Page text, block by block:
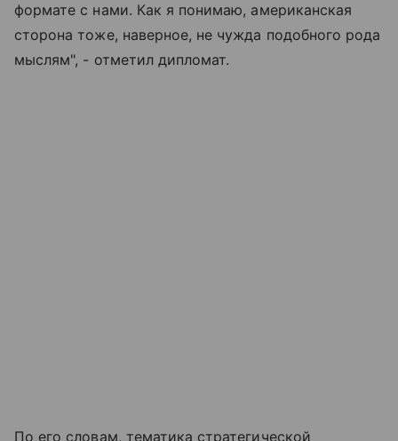
формате с нами. Как я понимаю, американская
сторона тоже, наверное, не чужда подобного рода
мыслям", - отметил дипломат.
По его словам, тематика стратегической